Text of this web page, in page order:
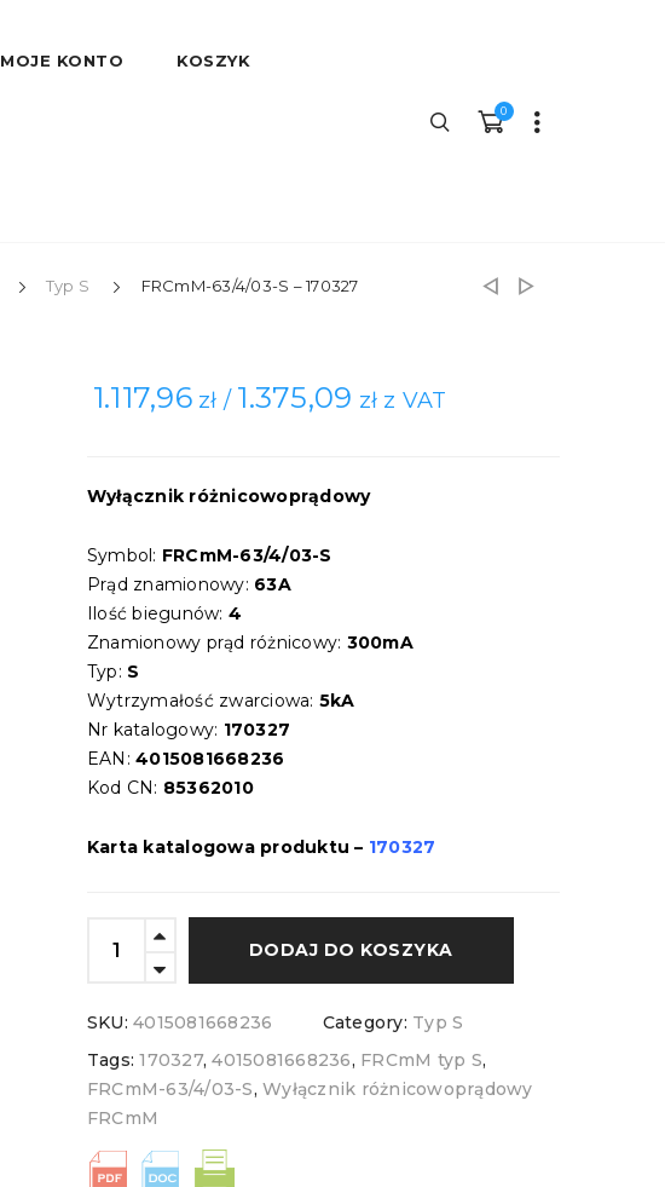
MOJE KONTO KOSZYK
0
Typ S FRCmM-63/4/03-S – 170327
1.117,96zł / 1.375,09 zł z VAT
Wyłącznik różnicowoprądowy
Symbol: FRCmM-63/4/03-S
Prąd znamionowy: 63A
Ilość biegunów: 4
Znamionowy prąd różnicowy: 300mA
Typ: S
Wytrzymałość zwarciowa: 5kA
Nr katalogowy: 170327
EAN: 4015081668236
Kod CN: 85362010
Karta katalogowa produktu – 170327
DODAJ DO KOSZYKA
SKU: 4015081668236 Category: Typ S
Tags:170327,4015081668236, FRCmM typ S,
FRCmM-63/4/03-S, Wyłącznik różnicowoprądowy
FRCmM